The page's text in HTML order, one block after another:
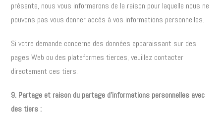
présente, nous vous informerons de la raison pour laquelle nous ne
pouvons pas vous donner accès à vos informations personnelles.
Si votre demande concerne des données apparaissant sur des
pages Web ou des plateformes tierces, veuillez contacter
directement ces tiers.
9. Partage et raison du partage d’informations personnelles avec
des tiers :